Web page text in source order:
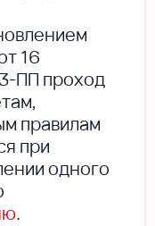
16
ПП проход
правилам
при
одного
.